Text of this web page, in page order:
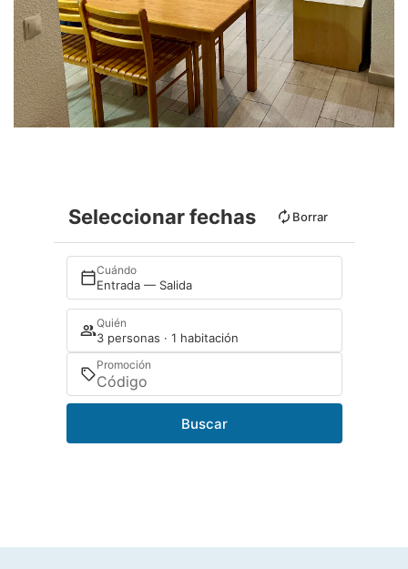
Seleccionar fechas Borrar
Cuándo
Entrada — Salida
Quién
3 personas · 1 habitación
Promoción
Buscar